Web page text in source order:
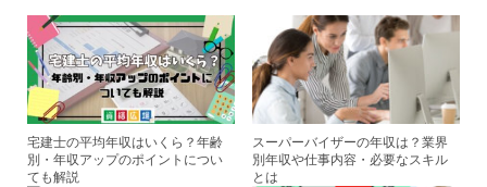
b
o
o
k
st
宅建士の平均年収はいくら？年齢
別・年収アップのポイントについ
ても解説
スーパーバイザーの年収は？業界
別年収や仕事内容・必要なスキル
とは